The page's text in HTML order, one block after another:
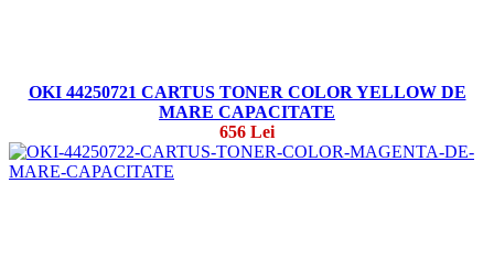
OKI 44250721 CARTUS TONER COLOR YELLOW DE
MARE CAPACITATE
656 Lei